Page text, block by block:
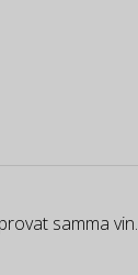
samma vin.